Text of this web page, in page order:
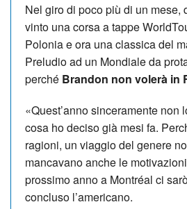
Nel giro di poco più di un mese,
vinto una corsa a tappe
Polonia e ora una classica del
Preludio ad un Mondiale da
perché Brandon non volerà in
«Quest’anno sinceramente non
cosa ho deciso già mesi fa.
ragioni, un viaggio del genere
mancavano anche le
prossimo anno a Montréal ci
concluso l’americano.